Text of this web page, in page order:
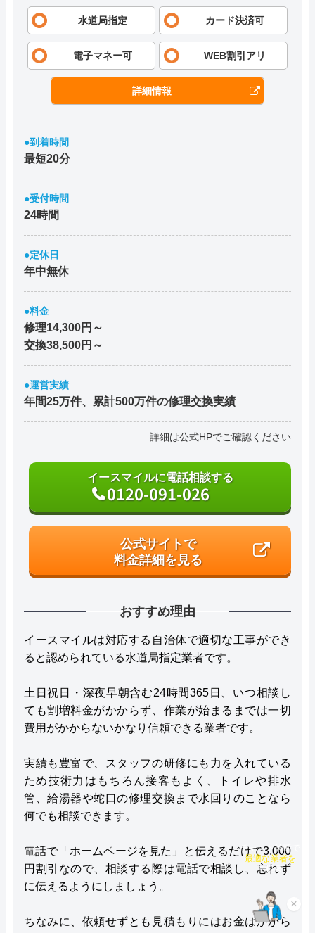
水道局指定 カード決済可
電子マネー可 WEB割引アリ
詳細情報
●到着時間
最短20分
●受付時間
24時間
●定休日
年中無休
●料金
修理14,300円～
交換38,500円～
●運営実績
年間25万件、累計500万件の修理交換実績
詳細は公式HPでご確認ください
イースマイルに電話相談する
0120-091-026
公式サイトで
料金詳細を見る
おすすめ理由
イースマイルは対応する自治体で適切な工事ができ
ると認められている水道局指定業者です。
土日祝日・深夜早朝含む24時間365日、いつ相談し
ても割増料金がかからず、作業が始まるまでは一切
費用がかからないかなり信頼できる業者です。
実績も豊富で、スタッフの研修にも力を入れている
ため技術力はもちろん接客もよく、トイレや排水
管、給湯器や蛇口の修理交換まで水回りのことなら
何でも相談できます。
電話で「ホームページを見た」と伝えるだけで3,000
円割引なので、相談する際は電話で相談し、忘れず
に伝えるようにしましょう。
ちなみに、依頼せずとも見積もりにはお金はかから
×
チャット診断で
最適な業者を
ご提案